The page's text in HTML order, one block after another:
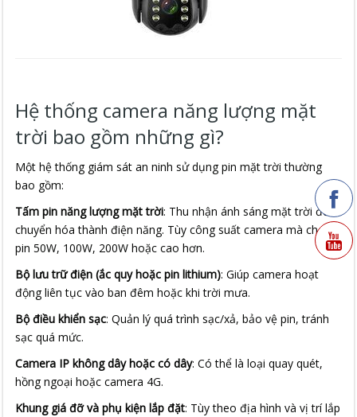
Hệ thống camera năng lượng mặt
trời bao gồm những gì?
Một hệ thống giám sát an ninh sử dụng pin mặt trời thường
bao gồm:
Tấm pin năng lượng mặt trời: Thu nhận ánh sáng mặt trời để
chuyển hóa thành điện năng. Tùy công suất camera mà chọn
pin 50W, 100W, 200W hoặc cao hơn.
Bộ lưu trữ điện (ắc quy hoặc pin lithium): Giúp camera hoạt
động liên tục vào ban đêm hoặc khi trời mưa.
Bộ điều khiển sạc: Quản lý quá trình sạc/xả, bảo vệ pin, tránh
sạc quá mức.
Camera IP không dây hoặc có dây: Có thể là loại quay quét,
hồng ngoại hoặc camera 4G.
Khung giá đỡ và phụ kiện lắp đặt: Tùy theo địa hình và vị trí lắp